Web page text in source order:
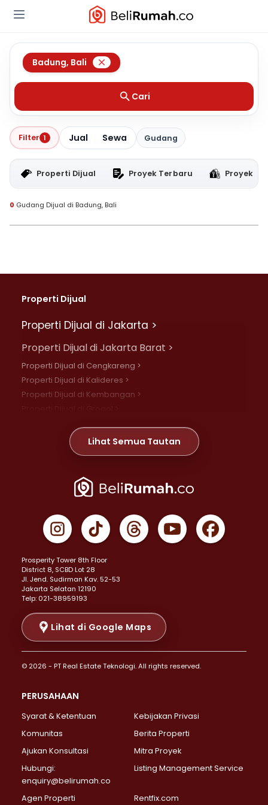
Badung, Bali
Cari
Filter 1 Jual Sewa Gudang
Properti Dijual Proyek Terbaru Proyek
0 Gudang Dijual di Badung, Bali
Properti Dijual
Properti Dijual di Jakarta >
Properti Dijual di Jakarta Barat >
Properti Dijual di Cengkareng >
Properti Dijual di Kalideres >
Properti Dijual di Kembangan >
Properti Dijual di Meruya >
Properti Dijual di Jelambar >
Properti Dijual di Jakarta Pusat >
Properti Dijual di Gambir >
Properti Dijual di Johar Baru >
Properti Dijual di Menteng >
Properti Dijual di Senen >
Properti Dijual di Tanah Abang >
Properti Dijual di Cikini >
Properti Dijual di Kramat >
Properti Dijual di Pasar Baru >
Properti Dijual di Bendungan Hilir >
Properti Dijual di Jakarta Selatan >
Properti Dijual di Lebak Bulus >
Properti Dijual di Gandaria Selatan >
Properti Dijual di Pondok Labu >
Properti Dijual di Lenteng Agung >
Properti Dijual di Senayan >
Properti Dijual di Pondok Pinang >
Lihat Semua Tautan
Prosperity Tower 8th Floor
District 8, SCBD Lot 28
JI. Jend. Sudirman Kav. 52-53
Jakarta Selatan 12190
Telp: 021-38959193
Lihat di Google Maps
© 2026 - PT Real Estate Teknologi. All rights reserved.
PERUSAHAAN
Syarat & Ketentuan
Kebijakan Privasi
Komunitas
Berita Properti
Ajukan Konsultasi
Mitra Proyek
Hubungi:
enquiry@belirumah.co
Listing Management Service
Agen Properti Rentfix.com